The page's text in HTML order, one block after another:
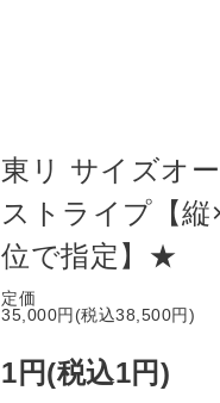
東リ サイズオ
ストライプ【
位で指定】★
定価
35,000円(税込38,500円)
1円(税込1円)